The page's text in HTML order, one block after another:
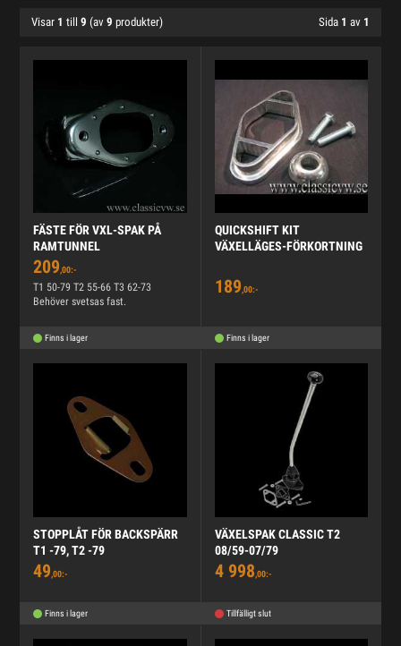
Visar 1 till9 (av9 produkter) Sida 1 av 1
FÄSTE FÖR VXL-SPAK PÅ
RAMTUNNEL
209,00:-
T1 50-79 T2 55-66 T3 62-73
Behöver svetsas fast.
Finns i lager
QUICKSHIFT KIT
VÄXELLÄGES-FÖRKORTNING
189,00:-
Finns i lager
STOPPLÅT FÖR BACKSPÄRR
T1 -79, T2 -79
49,00:-
Finns i lager
VÄXELSPAK CLASSIC T2
08/59-07/79
4 998,00:-
Tillfälligt slut